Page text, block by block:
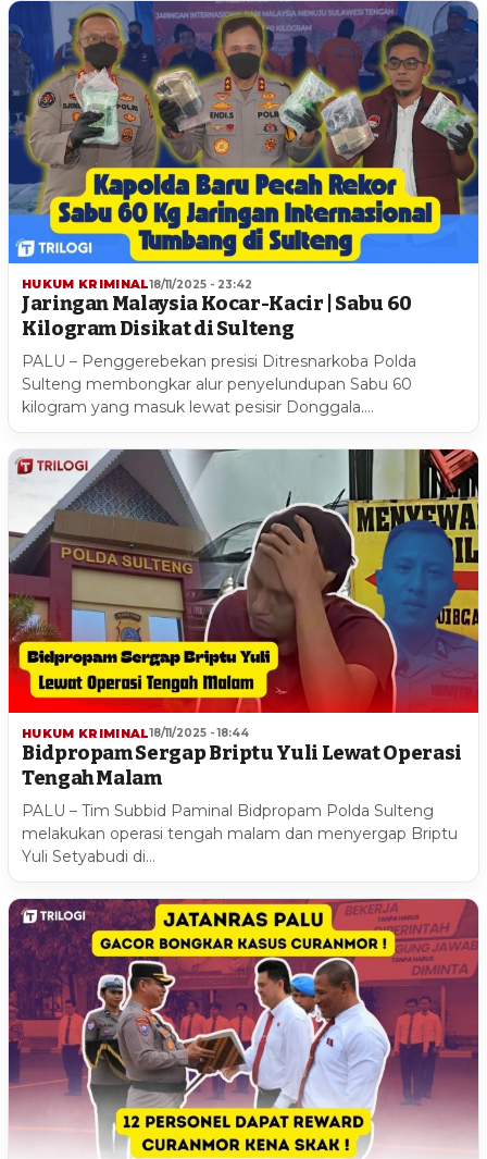
HUKUM KRIMINAL18/11/2025 - 23:42
Jaringan Malaysia Kocar-Kacir | Sabu 60
Kilogram Disikat di Sulteng
PALU – Penggerebekan presisi Ditresnarkoba Polda
Sulteng membongkar alur penyelundupan Sabu 60
kilogram yang masuk lewat pesisir Donggala.…
HUKUM KRIMINAL18/11/2025 - 18:44
Bidpropam Sergap Briptu Yuli Lewat Operasi
Tengah Malam
PALU – Tim Subbid Paminal Bidpropam Polda Sulteng
melakukan operasi tengah malam dan menyergap Briptu
Yuli Setyabudi di…